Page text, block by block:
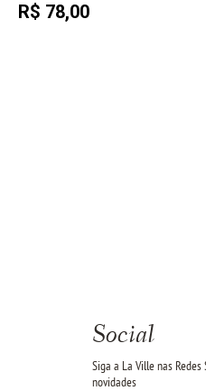
Decor
R$ 78,00
Social
Siga a La Ville nas
novidades